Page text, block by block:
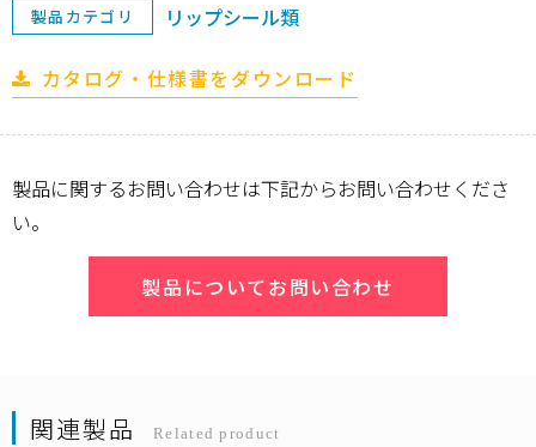
製品カテゴリ リップシール類
カタログ・仕様書をダウンロード
製品に関するお問い合わせは下記からお問い合わせくださ
い。
製品についてお問い合わせ
関連製品 Related product